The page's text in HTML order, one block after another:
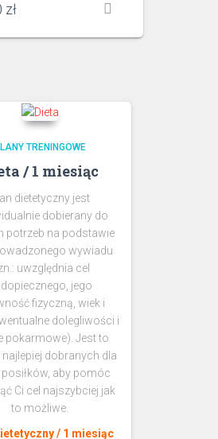
zł
TRENINGOWE
/ 1 miesiąc
dietetyczny jest
dobierany do
potrzeb na podstawie
wywiadu
uwzględnia cel
jego
fizyczną, wiek i
dolegliwości i
pokarmowe). Jest to
dobranych dla
posiłków, aby pomóc
Ci cel najszybciej jak
to możliwe.
/ 1 miesiąc